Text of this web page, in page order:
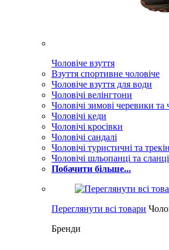
Чоловіче взуття
Взуття спортивне чоловіче
Чоловіче взуття для води
Чоловічі велінгтони
Чоловічі зимові черевики та
Чоловічі кеди
Чоловічі кросівки
Чоловічі сандалі
Чоловічі туристичні та
Чоловічі шльопанці та сланці
Побачити більше...
Переглянути всі товари
Бренди